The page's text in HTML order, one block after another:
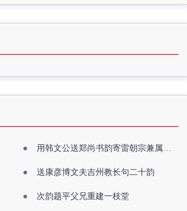
用韩文公送郑尚书韵寄雷朝宗兼属欧阳全真
送康彦博文夫吉州教长句二十韵
次韵题平父兄重建一枝堂